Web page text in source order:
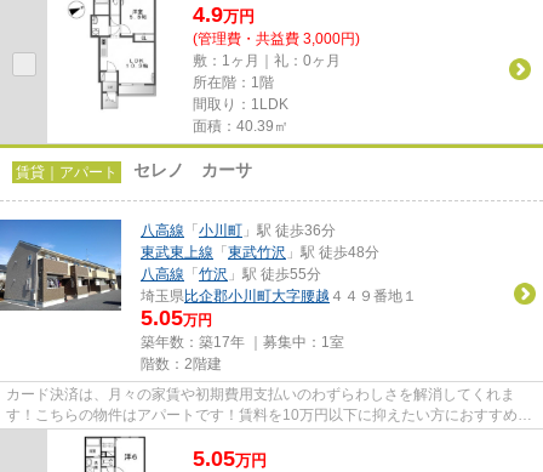
4.9万円
(管理費・共益費 3,000円)
敷：1ヶ月｜礼：0ヶ月
所在階：1階
間取り：1LDK
面積：40.39㎡
賃貸｜アパート セレノ カーサ
八高線 「 小川町 」駅 徒歩36分
東武東上線 「 東武竹沢 」駅 徒歩48分
八高線 「 竹沢 」駅 徒歩55分
埼玉県比企郡小川町大字腰越 ４４９番地１
5.05万円
築年数：築17年 ｜募集中： 1室
階数：2階建
カード決済は、月々の家賃や初期費用支払いのわずらわしさを解消してくれま
す！こちらの物件はアパートです！賃料を10万円以下に抑えたい方におすすめで
す！気になるイチオシ物件情報...
5.05万円